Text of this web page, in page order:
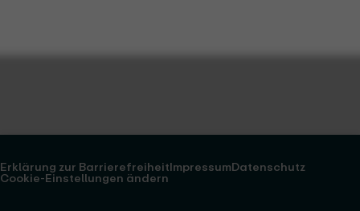
Erklärung zur BarrierefreiheitImpressumDatenschutz
Cookie-Einstellungen ändern